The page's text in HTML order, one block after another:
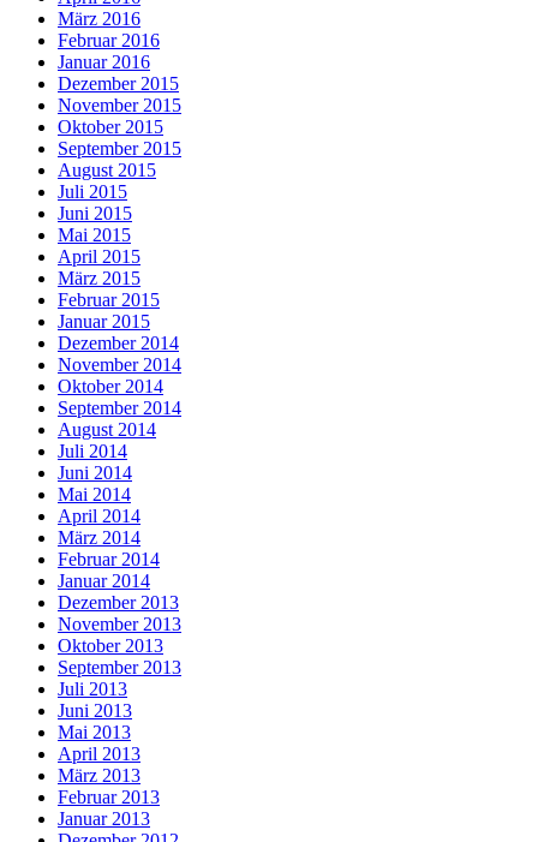
März 2016
Februar 2016
Januar 2016
Dezember 2015
November 2015
Oktober 2015
September 2015
August 2015
Juli 2015
Juni 2015
Mai 2015
April 2015
März 2015
Februar 2015
Januar 2015
Dezember 2014
November 2014
Oktober 2014
September 2014
August 2014
Juli 2014
Juni 2014
Mai 2014
April 2014
März 2014
Februar 2014
Januar 2014
Dezember 2013
November 2013
Oktober 2013
September 2013
Juli 2013
Juni 2013
Mai 2013
April 2013
März 2013
Februar 2013
Januar 2013